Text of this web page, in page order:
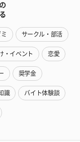
サークル・部活
・イベント 恋愛
奨学金
識 バイト体験談